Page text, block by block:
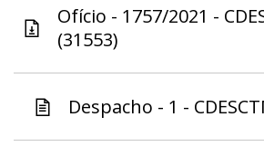
Ofício - 1757/2021 -
(31553)
Despacho - 1 -